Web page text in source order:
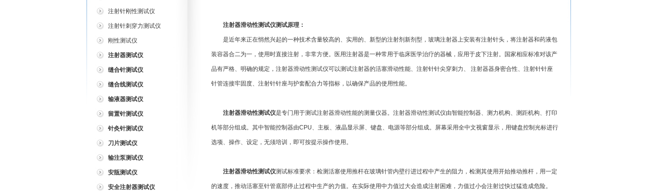
注射针刚性测试仪
注射针刺穿力测试仪
刚性测试仪
注射器测试仪
缝合针测试仪
缝合线测试仪
输液器测试仪
留置针测试仪
针灸针测试仪
刀片测试仪
输注泵测试仪
安瓿测试仪
安全注射器测试仪
注射器滑动性测试仪测试原理：
是近年来正在悄然兴起的一种技术含量较高的、实用的、新型的注射剂新剂型，玻璃注射器上安装有注射针头，将注射器和药液包
装容器合二为一，使用时直接注射，非常方便。医用注射器是一种常用于临床医学治疗的器械，应用于皮下注射。国家相应标准对该产
品有严格、明确的规定，注射器滑动性测试仪可以测试注射器的活塞滑动性能、注射针针尖穿刺力、 注射器器身密合性、注射针针座
针管连接牢固度、注射针针座与护套配合力等指标，以确保产品的使用性能。
注射器滑动性测试仪是专门用于测试注射器滑动性能的测量仪器。注射器滑动性测试仪由智能控制器、测力机构、测距机构、打印
机等部分组成。其中智能控制器由CPU、主板、液晶显示屏、键盘、电源等部分组成。屏幕采用全中文视窗显示，用键盘控制光标进行
选项、操作、设定，无须培训，即可按提示操作使用。
注射器滑动性测试仪测试标准要求：检测活塞使用推杆在玻璃针管内壁行进过程中产生的阻力，检测其使用开始推动推杆，用一定
的速度，推动活塞至针管底部停止过程中生产的力值。在实际使用中力值过大会造成注射困难，力值过小会注射过快过猛造成危险。